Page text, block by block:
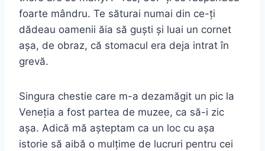
foarte mândru. Te săturai numai din ce-ți
dădeau oamenii ăia să guști și luai un cornet
așa, de obraz, că stomacul era deja intrat în
grevă.
Singura chestie care m-a dezamăgit un pic la
Veneția a fost partea de muzee, ca să-i zic
așa. Adică mă așteptam ca un loc cu așa
istorie să aibă o mulțime de lucruri pentru cei